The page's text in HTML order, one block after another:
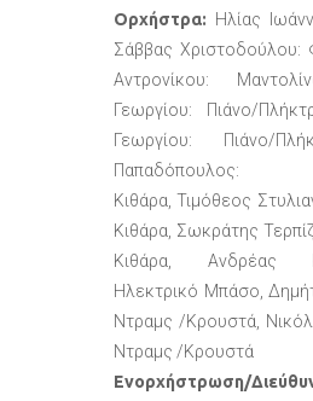
Ορχήστρα: Ηλίας
Σάββας Χριστοδούλου:
Αντρονίκου:
Γεωργίου: Πιάνο/
Γεωργίου: Πιάνο/
Παπαδόπουλος:
Κιθάρα, Τιμόθεος
Κιθάρα, Σωκράτης
Κιθάρα, Ανδρέας
Ηλεκτρικό Μπάσο,
Ντραμς /Κρουστά,
Ντραμς /Κρουστά
Ενορχήστρωση/